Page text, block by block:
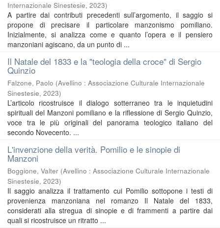
Internazionale Sinestesie, 2023)
A partire dai contributi precedenti sull’argomento, il saggio si
propone di precisare il particolare manzonismo pomiliano.
Inizialmente, si analizza come e quanto l’opera e il pensiero
manzoniani agiscano, da un punto di ...
Il Natale del 1833 e la "teologia della croce" di Sergio
Quinzio
Falzone, Paolo (Avellino : Associazione Culturale Internazionale
Sinestesie, 2023)
L’articolo ricostruisce il dialogo sotterraneo tra le inquietudini
spirituali del Manzoni pomiliano e la riflessione di Sergio Quinzio,
voce tra le più originali del panorama teologico italiano del
secondo Novecento. ...
L'invenzione della verità. Pomilio e le sinopie di
Manzoni
Boggione, Valter (Avellino : Associazione Culturale Internazionale
Sinestesie, 2023)
Il saggio analizza il trattamento cui Pomilio sottopone i testi di
provenienza manzoniana nel romanzo Il Natale del 1833,
considerati alla stregua di sinopie e di frammenti a partire dai
quali si ricostruisce un ritratto ...